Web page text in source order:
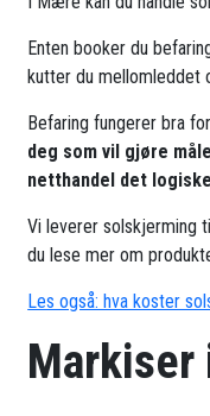
Enten booker du
kutter du mellomleddet
Befaring fungerer bra
deg som vil gjøre
netthandel det
Vi leverer solskjerming
du lese mer om
Les også: hva koster